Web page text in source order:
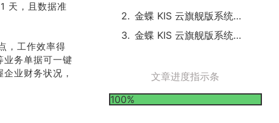
天，且数据准
，工作效率得
业务单据可一键
业财务状况，
金蝶 KIS 云旗舰版系统：独特优势成就卓越性能
金蝶 KIS 云旗舰版系统：成功案例见证价值
文章进度指示条
100%